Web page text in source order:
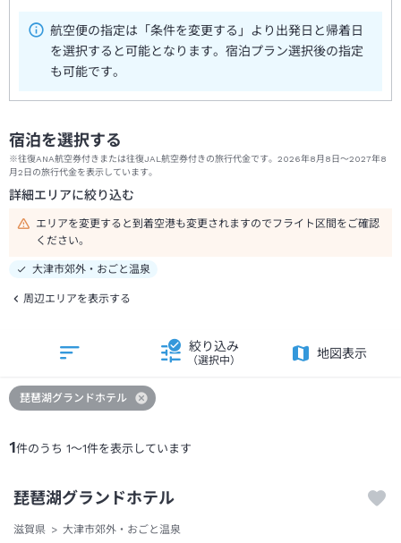
航空便の指定は「条件を変更する」より出発日と帰着日
を選択すると可能となります。宿泊プラン選択後の指定
も可能です。
宿泊を選択する
※往復ANA航空券付きまたは往復JAL航空券付きの旅行代金です。2026年8月8日～2027年8
月2日の旅行代金を表示しています。
詳細エリアに絞り込む
エリアを変更すると到着空港も変更されますのでフライト区間をご確認
ください。
大津市郊外・おごと温泉
周辺エリアを表示する
1件のうち 1～1件を表示しています
絞り込み
（選択中）
地図表示
琵琶湖グランドホテル
琵琶湖グランドホテル
滋賀県
大津市郊外・おごと温泉